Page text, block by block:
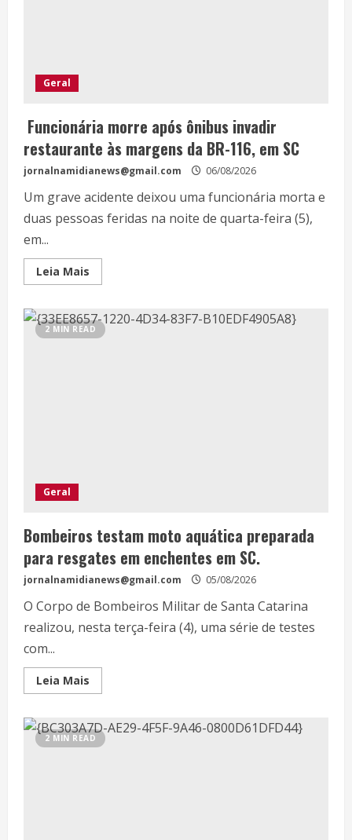
Geral
Funcionária morre após ônibus invadir
restaurante às margens da BR-116, em SC
jornalnamidianews@gmail.com 06/08/2026
Um grave acidente deixou uma funcionária morta e
duas pessoas feridas na noite de quarta-feira (5),
em...
Leia Mais
2 MIN READ
Geral
Bombeiros testam moto aquática preparada
para resgates em enchentes em SC.
jornalnamidianews@gmail.com 05/08/2026
O Corpo de Bombeiros Militar de Santa Catarina
realizou, nesta terça-feira (4), uma série de testes
com...
Leia Mais
2 MIN READ